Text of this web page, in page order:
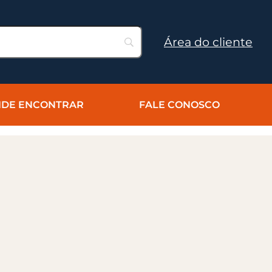
Área do cliente
ENCONTRAR FALE CONOSCO